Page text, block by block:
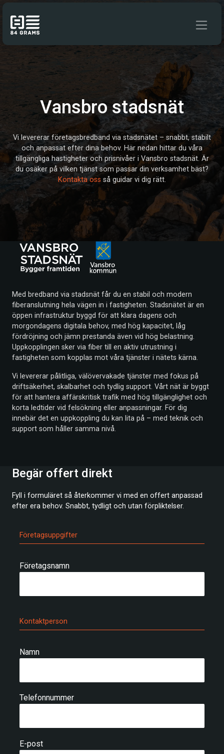
Hoppa till innehåll
Vansbro stadsnät
Vi levererar företagsbredband via stadsnätet – snabbt, stabilt
och anpassat efter dina behov. Här nedan hittar du våra
tillgängliga hastigheter och prisnivåer i Vansbro stadsnät. Är
du osäker på vilken tjänst som passar din verksamhet bäst?
Kontakta oss så guidar vi dig rätt.
Med bredband via stadsnät får du en stabil och modern
fiberanslutning hela vägen in i fastigheten. Stadsnätet är en
öppen infrastruktur byggd för att klara dagens och
morgondagens digitala behov, med hög kapacitet, låg
fördröjning och jämn prestanda även vid hög belastning.
Uppkopplingen sker via fiber till en aktiv utrustning i
fastigheten som kopplas mot våra tjänster i nätets kärna.
Vi levererar pålitliga, välövervakade tjänster med fokus på
driftsäkerhet, skalbarhet och tydlig support. Vårt nät är byggt
för att hantera affärskritisk trafik med hög tillgänglighet och
korta ledtider vid felsökning eller anpassningar. För dig
innebär det en uppkoppling du kan lita på – med teknik och
support som håller samma nivå.
Begär offert direkt
Fyll i formuläret så återkommer vi med en offert anpassad
efter era behov. Snabbt, tydligt och utan förpliktelser.
Företagsuppgifter
Företagsnamn
Kontaktperson
Namn
Telefonnummer
E-post